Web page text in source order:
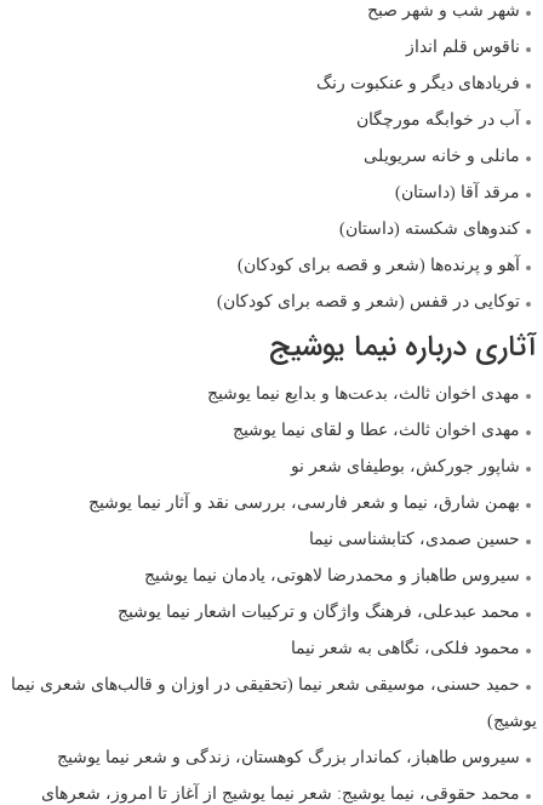
شهر شب و شهر صبح
ناقوس قلم انداز
فریادهای دیگر و عنکبوت رنگ
آب در خوابگه مورچگان
مانلی و خانه سریویلی
مرقد آقا (داستان)
کندوهای شکسته (داستان)
آهو و پرنده‌ها (شعر و قصه برای کودکان)
توکایی در قفس (شعر و قصه برای کودکان)
آثاری درباره نیما یوشیج
مهدی اخوان ثالث، بدعت‌ها و بدایع نیما یوشیج
مهدی اخوان ثالث، عطا و لقای نیما یوشیج
شاپور جورکش، بوطیفای شعر نو
بهمن شارق، نیما و شعر فارسی، بررسی نقد و آثار نیما یوشیج
حسین صمدی، کتابشناسی نیما
سیروس طاهباز و محمدرضا لاهوتی، یادمان نیما یوشیج
محمد عبدعلی، فرهنگ واژگان و ترکیبات اشعار نیما یوشیج
محمود فلکی، نگاهی به شعر نیما
حمید حسنی، موسیقی شعر نیما (تحقیقی در اوزان و قالب‌های شعری نیما
یوشیج)
سیروس طاهباز، کماندار بزرگ کوهستان، زندگی و شعر نیما یوشیج
محمد حقوقی، نیما یوشیج: شعر نیما یوشیج از آغاز تا امروز، شعرهای